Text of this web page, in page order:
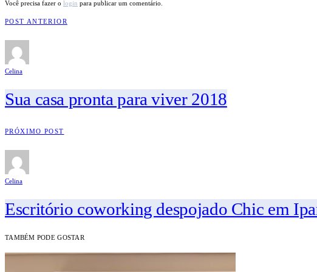
Você precisa fazer o login para publicar um comentário.
POST ANTERIOR
Celina
Sua casa pronta para viver 2018
PRÓXIMO POST
Celina
Escritório coworking despojado Chic em
TAMBÉM PODE GOSTAR